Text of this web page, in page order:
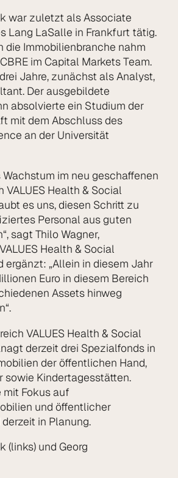
war zuletzt als Associate
Lang LaSalle in Frankfurt tätig.
die Immobilienbranche nahm
im Capital Markets Team.
Jahre, zunächst als Analyst,
Der ausgebildete
absolvierte ein Studium der
mit dem Abschluss des
an der Universität
im neu geschaffenen
Health & Social
es uns, diesen Schritt zu
Personal aus guten
sagt Thilo Wagner,
Health & Social
ergänzt: „Allein in diesem Jahr
Euro in diesem Bereich
Assets hinweg
VALUES Health & Social
derzeit drei Spezialfonds in
der öffentlichen Hand,
sowie Kindertagesstätten.
mit Fokus auf
und öffentlicher
in Planung.
(links) und Georg